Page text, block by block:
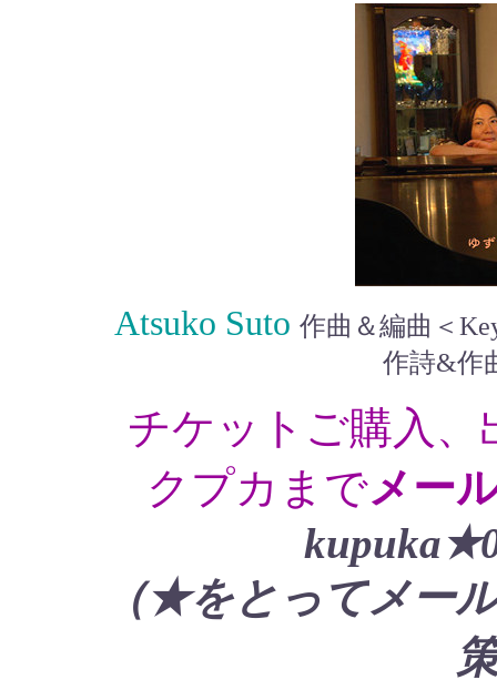
Atsuko Suto 作曲＆編曲＜
作詩&作
チケットご購入、
クプカまでメー
（★をとってメー